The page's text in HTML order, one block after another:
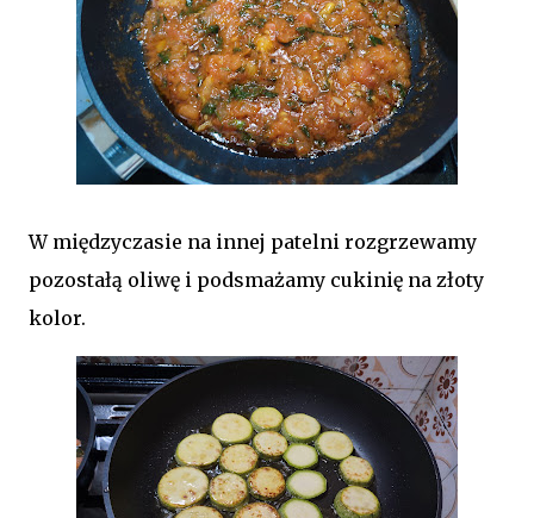
W międzyczasie na innej patelni rozgrzewamy
pozostałą oliwę i podsmażamy cukinię na złoty
kolor.